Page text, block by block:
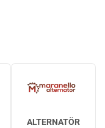
ALTERNATÖR